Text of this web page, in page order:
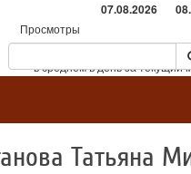
07.08.2026
Просмотры
Посетители
* - в среднем в день за текущий
Татьяна